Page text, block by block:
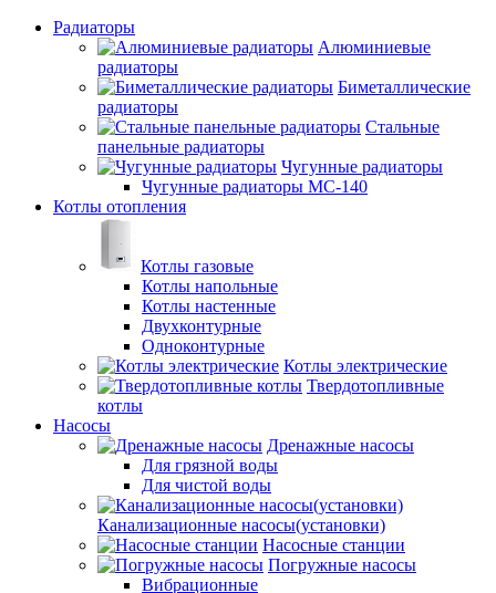
Радиаторы
Алюминиевые
радиаторы
Биметаллические
радиаторы
Стальные
панельные радиаторы
Чугунные радиаторы
Чугунные радиаторы МС-140
Котлы отопления
Котлы газовые
Котлы напольные
Котлы настенные
Двухконтурные
Одноконтурные
Котлы электрические
Твердотопливные
котлы
Насосы
Дренажные насосы
Для грязной воды
Для чистой воды
Канализационные насосы(установки)
Насосные станции
Погружные насосы
Вибрационные